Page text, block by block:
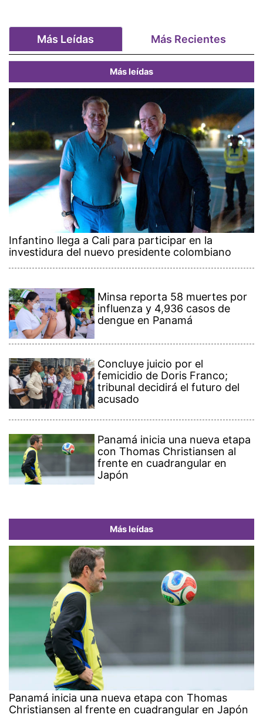
Más Leídas Más Recientes
Más leídas
Infantino llega a Cali para participar en la
investidura del nuevo presidente colombiano
Minsa reporta 58 muertes por
influenza y 4,936 casos de
dengue en Panamá
Concluye juicio por el
femicidio de Doris Franco;
tribunal decidirá el futuro del
acusado
Panamá inicia una nueva etapa
con Thomas Christiansen al
frente en cuadrangular en
Japón
Más leídas
Panamá inicia una nueva etapa con Thomas
Christiansen al frente en cuadrangular en Japón